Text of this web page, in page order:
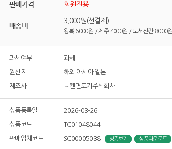
판매가격 회원전용
배송비
3,000원(선결제)
왕복 6000원 / 제주 4000원 / 도서산간 8000원
과세여부 과세
원산지 해외|아시아|일본
제조사 니켄면도기주식회사
상품등록일 2026-03-26
상품코드 TC01048044
판매업체코드 SC00005038 상품보기 상품다운로드